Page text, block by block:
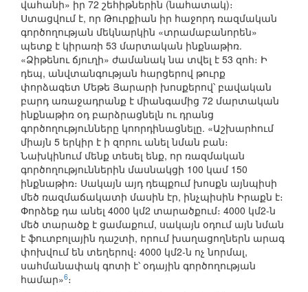
վահանի» իր 72 շեհիթներին (նահատակ)։
Ստացվում է, որ Թուրքիան իր հաջորդ ռազմական
գործողության մեկնարկին «տրամաբանորեն»
պետք է կիրառի 53 մարտական ինքնաթիռ.
«Ձիթենու ճյուղի» ժամանակ նա տվել է 53 զոհ։ Ի
դեպ, անվտանգության հարցերով թուրք
փորձագետ Մեթե Յարարի խոսքերով՝ բավական
բարդ առաջադրանք է միանգամից 72 մարտական
ինքնաթիռ օդ բարձրացնելն ու դրանց
գործողությունները կոորդինացնելը. «Աշխարհում
միայն 5 երկիր է ի զորու անել նման բան։
Նախկինում մենք տեսել ենք, որ ռազմական
գործողություններին մասնակցի 100 կամ 150
ինքնաթիռ։ Սակայն այդ դեպքում խոսքն այնպիսի
մեծ ռազմաճակատի մասին էր, ինչպիսին Իրաքն է։
Փորձեք դա անել 4000 կմ2 տարածքում։ 4000 կմ2-ն
մեծ տարածք է ցամաքում, սակայն օդում այն նման
է ֆուտբոլային դաշտի, որում խաղացողներն արագ
փոխվում են տեղերով։ 4000 կմ2-ն ոչ նորմալ,
սահմանափակ գոտի է՝ օդային գործողության
համար»6։